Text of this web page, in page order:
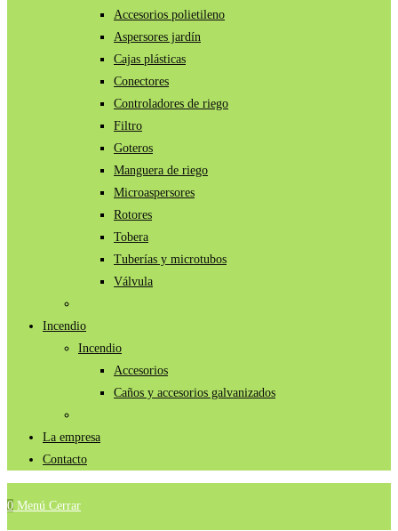
Accesorios polietileno
Aspersores jardín
Cajas plásticas
Conectores
Controladores de riego
Filtro
Goteros
Manguera de riego
Microaspersores
Rotores
Tobera
Tuberías y microtubos
Válvula
Incendio
Incendio
Accesorios
Caños y accesorios galvanizados
La empresa
Contacto
0 Menú Cerrar